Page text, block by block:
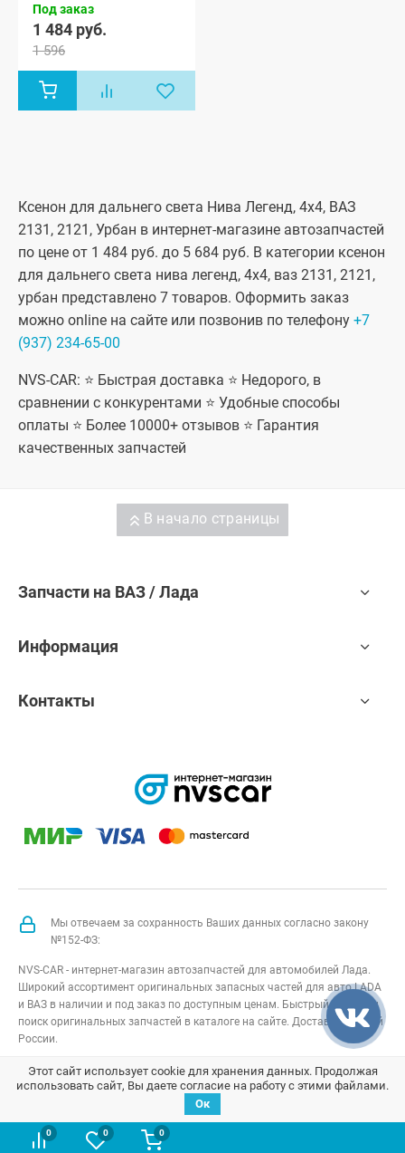
0 0 0
Под заказ
1 484 руб.
1 596
Ксенон для дальнего света Нива Легенд, 4x4, ВАЗ
2131, 2121, Урбан в интернет-магазине автозапчастей
по цене от 1 484 руб. до 5 684 руб. В категории ксенон
для дальнего света нива легенд, 4x4, ваз 2131, 2121,
урбан представлено 7 товаров. Оформить заказ
можно online на сайте или позвонив по телефону +7
(937) 234-65-00
NVS-CAR: ⭐ Быстрая доставка ⭐ Недорого, в
сравнении с конкурентами ⭐ Удобные способы
оплаты ⭐ Более 10000+ отзывов ⭐ Гарантия
качественных запчастей
В начало страницы
Запчасти на ВАЗ / Лада
Информация
Контакты
Мы отвечаем за сохранность Ваших данных согласно закону
№152-ФЗ:
NVS-CAR - интернет-магазин автозапчастей для автомобилей Лада.
Широкий ассортимент оригинальных запасных частей для авто LADA
и ВАЗ в наличии и под заказ по доступным ценам. Быстрый подбор и
поиск оригинальных запчастей в каталоге на сайте. Доставка по всей
России.
NVS-CAR© 2014 –2026Все права защищеныкарта сайта;
Договор оферта; Политика конфиденциальности
Этот сайт использует cookie для хранения данных. Продолжая
использовать сайт, Вы даете согласие на работу с этими файлами.
Ок